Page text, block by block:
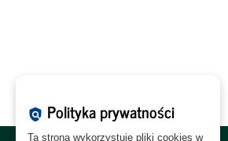
policy Polityka prywatności
Ta strona wykorzystuje pliki cookies w